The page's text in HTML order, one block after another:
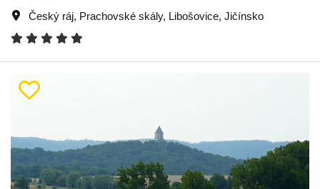
Český ráj, Prachovské skály, Libošovice, Jičínsko